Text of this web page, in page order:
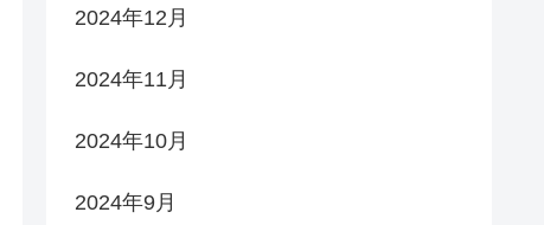
2024年12月
2024年11月
2024年10月
2024年9月